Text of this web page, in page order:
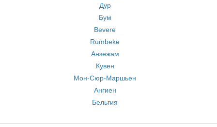
Дур
Бум
Bevere
Rumbeke
Анзежам
Кувен
Мон-Сюр-Маршьен
Ангиен
Бельгия